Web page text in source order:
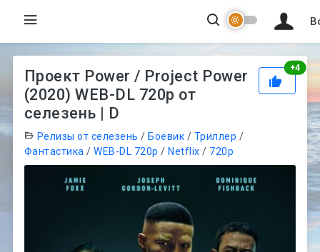
+4
Проект Power / Project Power
(2020) WEB-DL 720p от
селезень | D
Релизы от селезень /Боевик / Триллер /
Фантастика /WEB-DL 720p /Netflix / 720p